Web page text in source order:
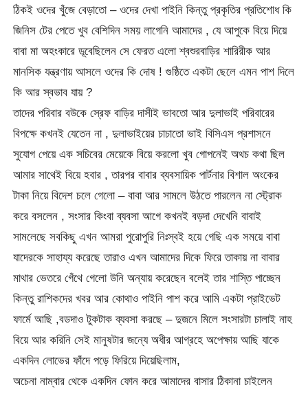
ঠিকই ওদের খুঁজে বেড়াতো – ওদের দেখা পাইনি কিন্তু প্রকৃতির প্রতিশোধ কি
জিনিস টের পেতে খুব বেশিদিন সময় লাগেনি আমাদের , যে আপুকে বিয়ে দিয়ে
বাবা মা অহংকারে ডূবেছিলেন সে ফেরত এলো শ্বশুরবাড়ির শারিরীক আর
মানসিক যন্ত্রণায় আসলে ওদের কি দোষ ! গুষ্ঠিতে একটা ছেলে এমন পাশ দিলে
কি আর স্বভাব যায় ?
তাদের পরিবার বউকে স্রেফ বাড়ির দাসীই ভাবতো আর দুলাভাই পরিবারের
বিপক্ষে কখনই যেতেন না , দুলাভাইয়ের চাচাতো ভাই বিসিএস প্রশাসনে
সুযোগ পেয়ে এক সচিবের মেয়েকে বিয়ে করলো খুব গোপনেই অথচ কথা ছিল
আমার সাথেই বিয়ে হবার , তারপর বাবার ব্যবসায়িক পার্টনার বিশাল অংকের
টাকা নিয়ে বিদেশ চলে গেলো – বাবা আর সামলে উঠতে পারলেন না স্ট্রোক
করে বসলেন , সংসার কিংবা ব্যবসা আগে কখনই বড়দা দেখেনি বাবাই
সামলেছে সবকিছু এখন আমরা পুরোপুরি নিঃস্বই হয়ে গেছি এক সময়ে বাবা
যাদেরকে সাহায্য করেছে তারাও এখন আমাদের দিকে ফিরে তাকায় না বাবার
মাথার ভেতরে গেঁথে গেলো উনি অন্যায় করেছেন বলেই তার শাস্তি পাচ্ছেন
কিন্তু রাশিকদের খবর আর কোথাও পাইনি পাশ করে আমি একটা প্রাইভেট
ফার্মে আছি ,বডদাও টুকটাক ব্যবসা করছে – দুজনে মিলে সংসারটা চালাই নাহ
বিয়ে আর করিনি সেই মানুষটার জন্যে অধীর আগ্রহে অপেক্ষায় আছি যাকে
একদিন লোভের ফাঁদে পড়ে ফিরিয়ে দিয়েছিলাম,
অচেনা নাম্বার থেকে একদিন ফোন করে আমাদের বাসার ঠিকানা চাইলেন